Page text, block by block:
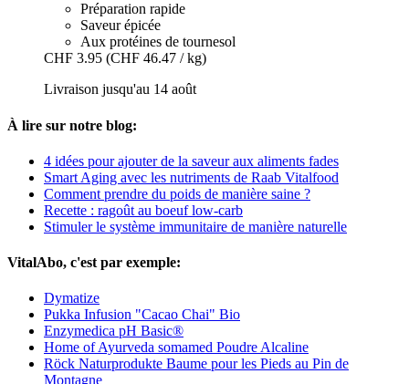
Préparation rapide
Saveur épicée
Aux protéines de tournesol
CHF 3.95 (CHF 46.47 / kg)
Livraison jusqu'au 14 août
À lire sur notre blog:
4 idées pour ajouter de la saveur aux aliments fades
Smart Aging avec les nutriments de Raab Vitalfood
Comment prendre du poids de manière saine ?
Recette : ragoût au boeuf low-carb
Stimuler le système immunitaire de manière naturelle
VitalAbo, c'est par exemple:
Dymatize
Pukka Infusion "Cacao Chai" Bio
Enzymedica pH Basic®
Home of Ayurveda somamed Poudre Alcaline
Röck Naturprodukte Baume pour les Pieds au Pin de
Montagne